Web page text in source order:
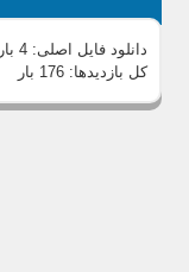
دانلود فایل اصلی:4 بار
کل بازدیدها:176 بار